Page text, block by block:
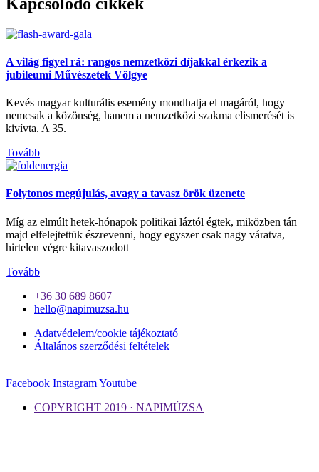
A világ figyel rá: rangos nemzetközi díjakkal érkezik a
jubileumi Művészetek Völgye
Kevés magyar kulturális esemény mondhatja el magáról, hogy
nemcsak a közönség, hanem a nemzetközi szakma elismerését is
kivívta. A 35.
Tovább
Folytonos megújulás, avagy a tavasz örök üzenete
Míg az elmúlt hetek-hónapok politikai láztól égtek, miközben tán
majd elfelejtettük észrevenni, hogy egyszer csak nagy váratva,
hirtelen végre kitavaszodott
Tovább
+36 30 689 8607
hello@napimuzsa.hu
Adatvédelem/cookie tájékoztató
Általános szerződési feltételek
Facebook InstagramYoutube
COPYRIGHT 2019 · NAPIMÚZSA